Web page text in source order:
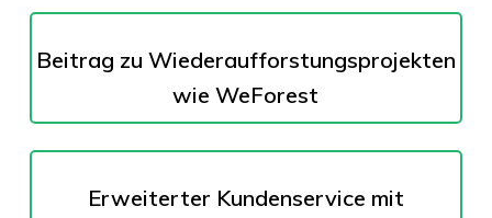
Beitrag zu Wiederaufforstungsprojekten
wie WeForest
Erweiterter Kundenservice mit